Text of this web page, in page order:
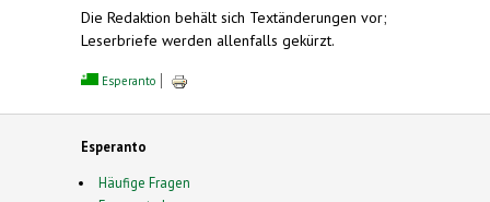
Die Redaktion behält sich Textänderungen vor;
Leserbriefe werden allenfalls gekürzt.
Esperanto
Esperanto
Häufige Fragen